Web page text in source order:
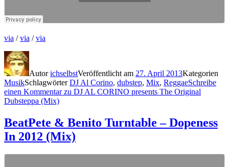
via /via /via
AutorichselbstVeröffentlicht am 27. April 2013Kategorien
MusikSchlagwörterDJ Al Corino, dubstep, Mix, ReggaeSchreibe
einen Kommentarzu DJ AL CORINO presents The Original
Dubsteppa (Mix)
BeatPete & Benito Turntable – Dopeness
In 2012 (Mix)